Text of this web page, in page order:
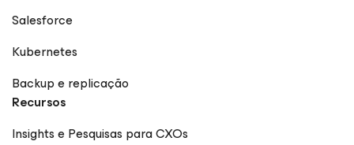
Salesforce
Kubernetes
Backup e replicação
Recursos
Insights e Pesquisas para CXOs